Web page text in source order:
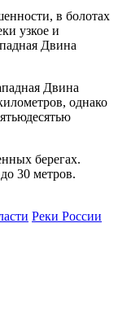
в болотах
узкое и
Двина
Двина
однако
берегах.
30 метров.
Реки России